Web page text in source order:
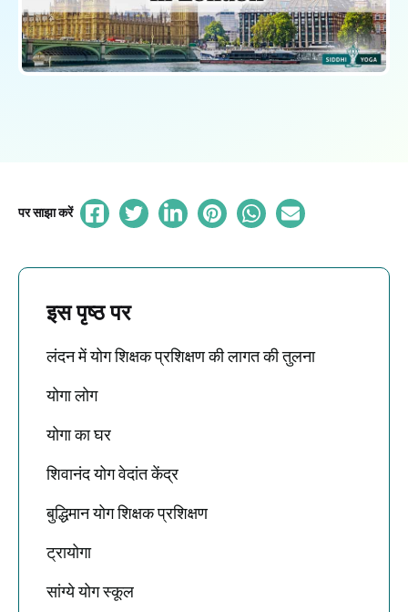
पर साझा करें
इस पृष्ठ पर
लंदन में योग शिक्षक प्रशिक्षण की लागत की तुलना
योगा लोग
योगा का घर
शिवानंद योग वेदांत केंद्र
बुद्धिमान योग शिक्षक प्रशिक्षण
ट्रायोगा
सांग्ये योग स्कूल